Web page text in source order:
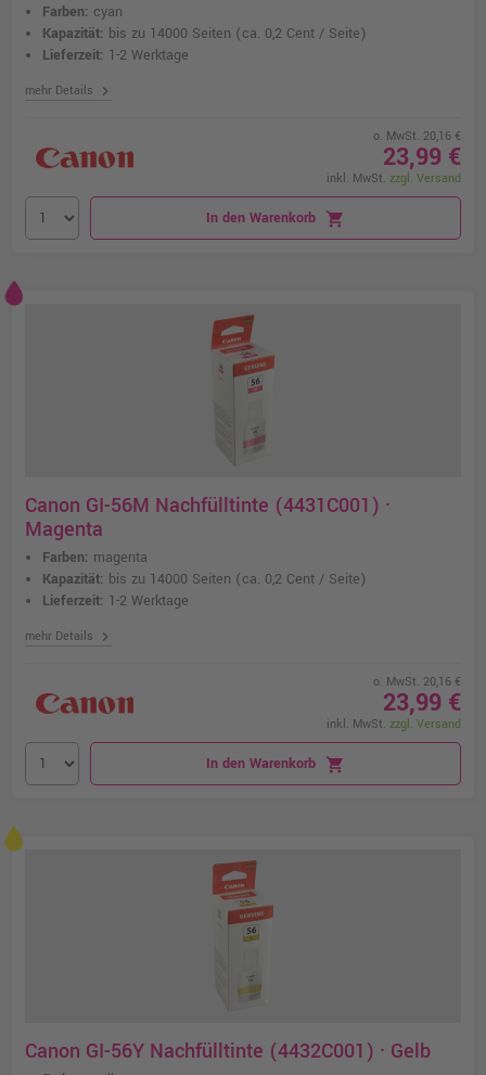
Farben: cyan
Kapazität: bis zu 14000 Seiten (ca. 0,2 Cent / Seite)
Lieferzeit: 1-2 Werktage
mehr Details chevron_right
o. MwSt. 20,16 €
23,99 €
inkl. MwSt. zzgl. Versand
In den Warenkorb shopping_cart
Canon GI-56M Nachfülltinte (4431C001) ·
Magenta
Farben: magenta
Kapazität: bis zu 14000 Seiten (ca. 0,2 Cent / Seite)
Lieferzeit: 1-2 Werktage
mehr Details chevron_right
o. MwSt. 20,16 €
23,99 €
inkl. MwSt. zzgl. Versand
In den Warenkorb shopping_cart
Canon GI-56Y Nachfülltinte (4432C001) · Gelb